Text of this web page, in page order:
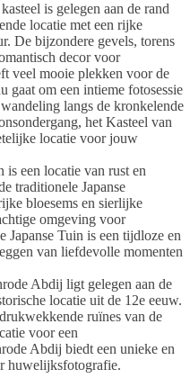
is gelegen aan de rand
locatie met een rijke
De bijzondere gevels, torens
decor voor
veel mooie plekken voor de
gaat om een intieme fotosessie
langs de kronkelende
het Kasteel van
locatie voor jouw
is een locatie van rust en
traditionele Japanse
bloesems en sierlijke
omgeving voor
Japanse Tuin is een tijdloze en
van liefdevolle momenten
Abdij ligt gelegen aan de
locatie uit de 12e eeuw.
ruïnes van de
voor een
Abdij biedt een unieke en
huwelijksfotografie.